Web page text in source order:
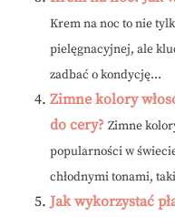
Krem na noc to nie
pielęgnacyjnej, ale
zadbać o kondycję...
Zimne kolory
do cery? Zimne
popularności w
chłodnymi tonami,
Jak wykorzystać